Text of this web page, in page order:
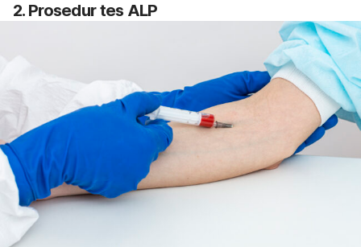
2. Prosedur tes ALP